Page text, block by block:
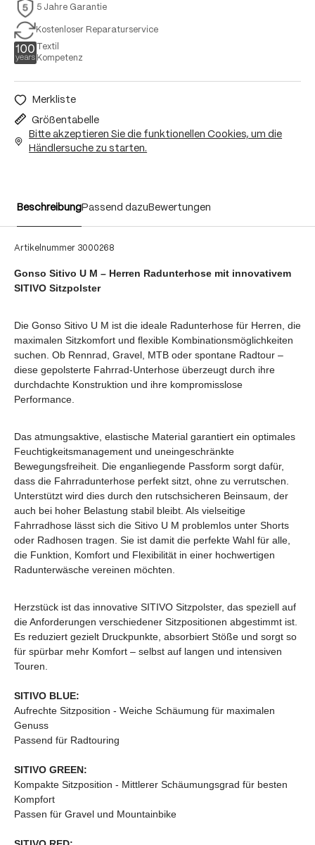
5 Jahre Garantie
Kostenloser Reparaturservice
Textil
Kompetenz
Merkliste
Größentabelle
Bitte akzeptieren Sie die funktionellen Cookies, um die
Händlersuche zu starten.
BeschreibungPassend dazu Bewertungen
Artikelnummer 3000268
Gonso Sitivo U M – Herren Radunterhose mit innovativem
SITIVO Sitzpolster
Die Gonso Sitivo U M ist die ideale Radunterhose für Herren, die
maximalen Sitzkomfort und flexible Kombinationsmöglichkeiten
suchen. Ob Rennrad, Gravel, MTB oder spontane Radtour –
diese gepolsterte Fahrrad-Unterhose überzeugt durch ihre
durchdachte Konstruktion und ihre kompromisslose
Performance.
Das atmungsaktive, elastische Material garantiert ein optimales
Feuchtigkeitsmanagement und uneingeschränkte
Bewegungsfreiheit. Die enganliegende Passform sorgt dafür,
dass die Fahrradunterhose perfekt sitzt, ohne zu verrutschen.
Unterstützt wird dies durch den rutschsicheren Beinsaum, der
auch bei hoher Belastung stabil bleibt. Als vielseitige
Fahrradhose lässt sich die Sitivo U M problemlos unter Shorts
oder Radhosen tragen. Sie ist damit die perfekte Wahl für alle,
die Funktion, Komfort und Flexibilität in einer hochwertigen
Radunterwäsche vereinen möchten.
Herzstück ist das innovative SITIVO Sitzpolster, das speziell auf
die Anforderungen verschiedener Sitzpositionen abgestimmt ist.
Es reduziert gezielt Druckpunkte, absorbiert Stöße und sorgt so
für spürbar mehr Komfort – selbst auf langen und intensiven
Touren.
SITIVO BLUE:
Aufrechte Sitzposition - Weiche Schäumung für maximalen
Genuss
Passend für Radtouring
SITIVO GREEN:
Kompakte Sitzposition - Mittlerer Schäumungsgrad für besten
Kompfort
Passen für Gravel und Mountainbike